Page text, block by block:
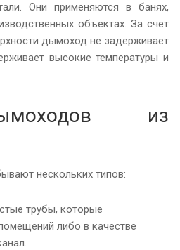
Они применяются в банях,
объектах. За счёт
дымоход не задерживает
высокие температуры и
из
нескольких типов:
трубы, которые
либо в качестве